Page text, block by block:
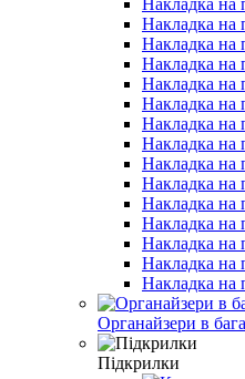
Накладка на
Накладка на
Накладка на
Накладка на
Накладка на
Накладка на
Накладка на
Накладка на
Накладка на
Накладка на
Накладка на
Накладка на
Накладка на
Накладка на
Органайзери в
Підкрилки